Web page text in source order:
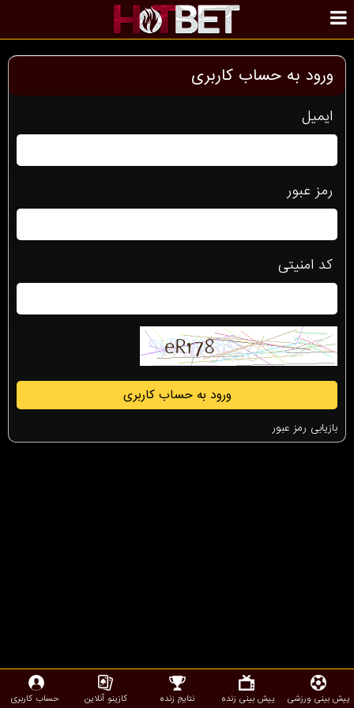
ورود به حساب کاربری
ایمیل
رمز عبور
کد امنیتی
ورود به حساب کاربری
بازیابی رمز عبور
پیش بینی ورزشی پیش بینی زنده نتایج زنده کازینو آنلاین حساب کاربری